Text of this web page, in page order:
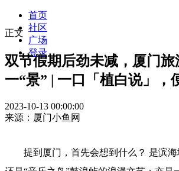
首页
社区
广场
登录
正文
双节假期后劲未减，厦门
一“景” | 一口「植白说」，
2023-10-13 00:00:00
来源：厦门小鱼网
提到厦门，首先会想到什么？ 是滨海